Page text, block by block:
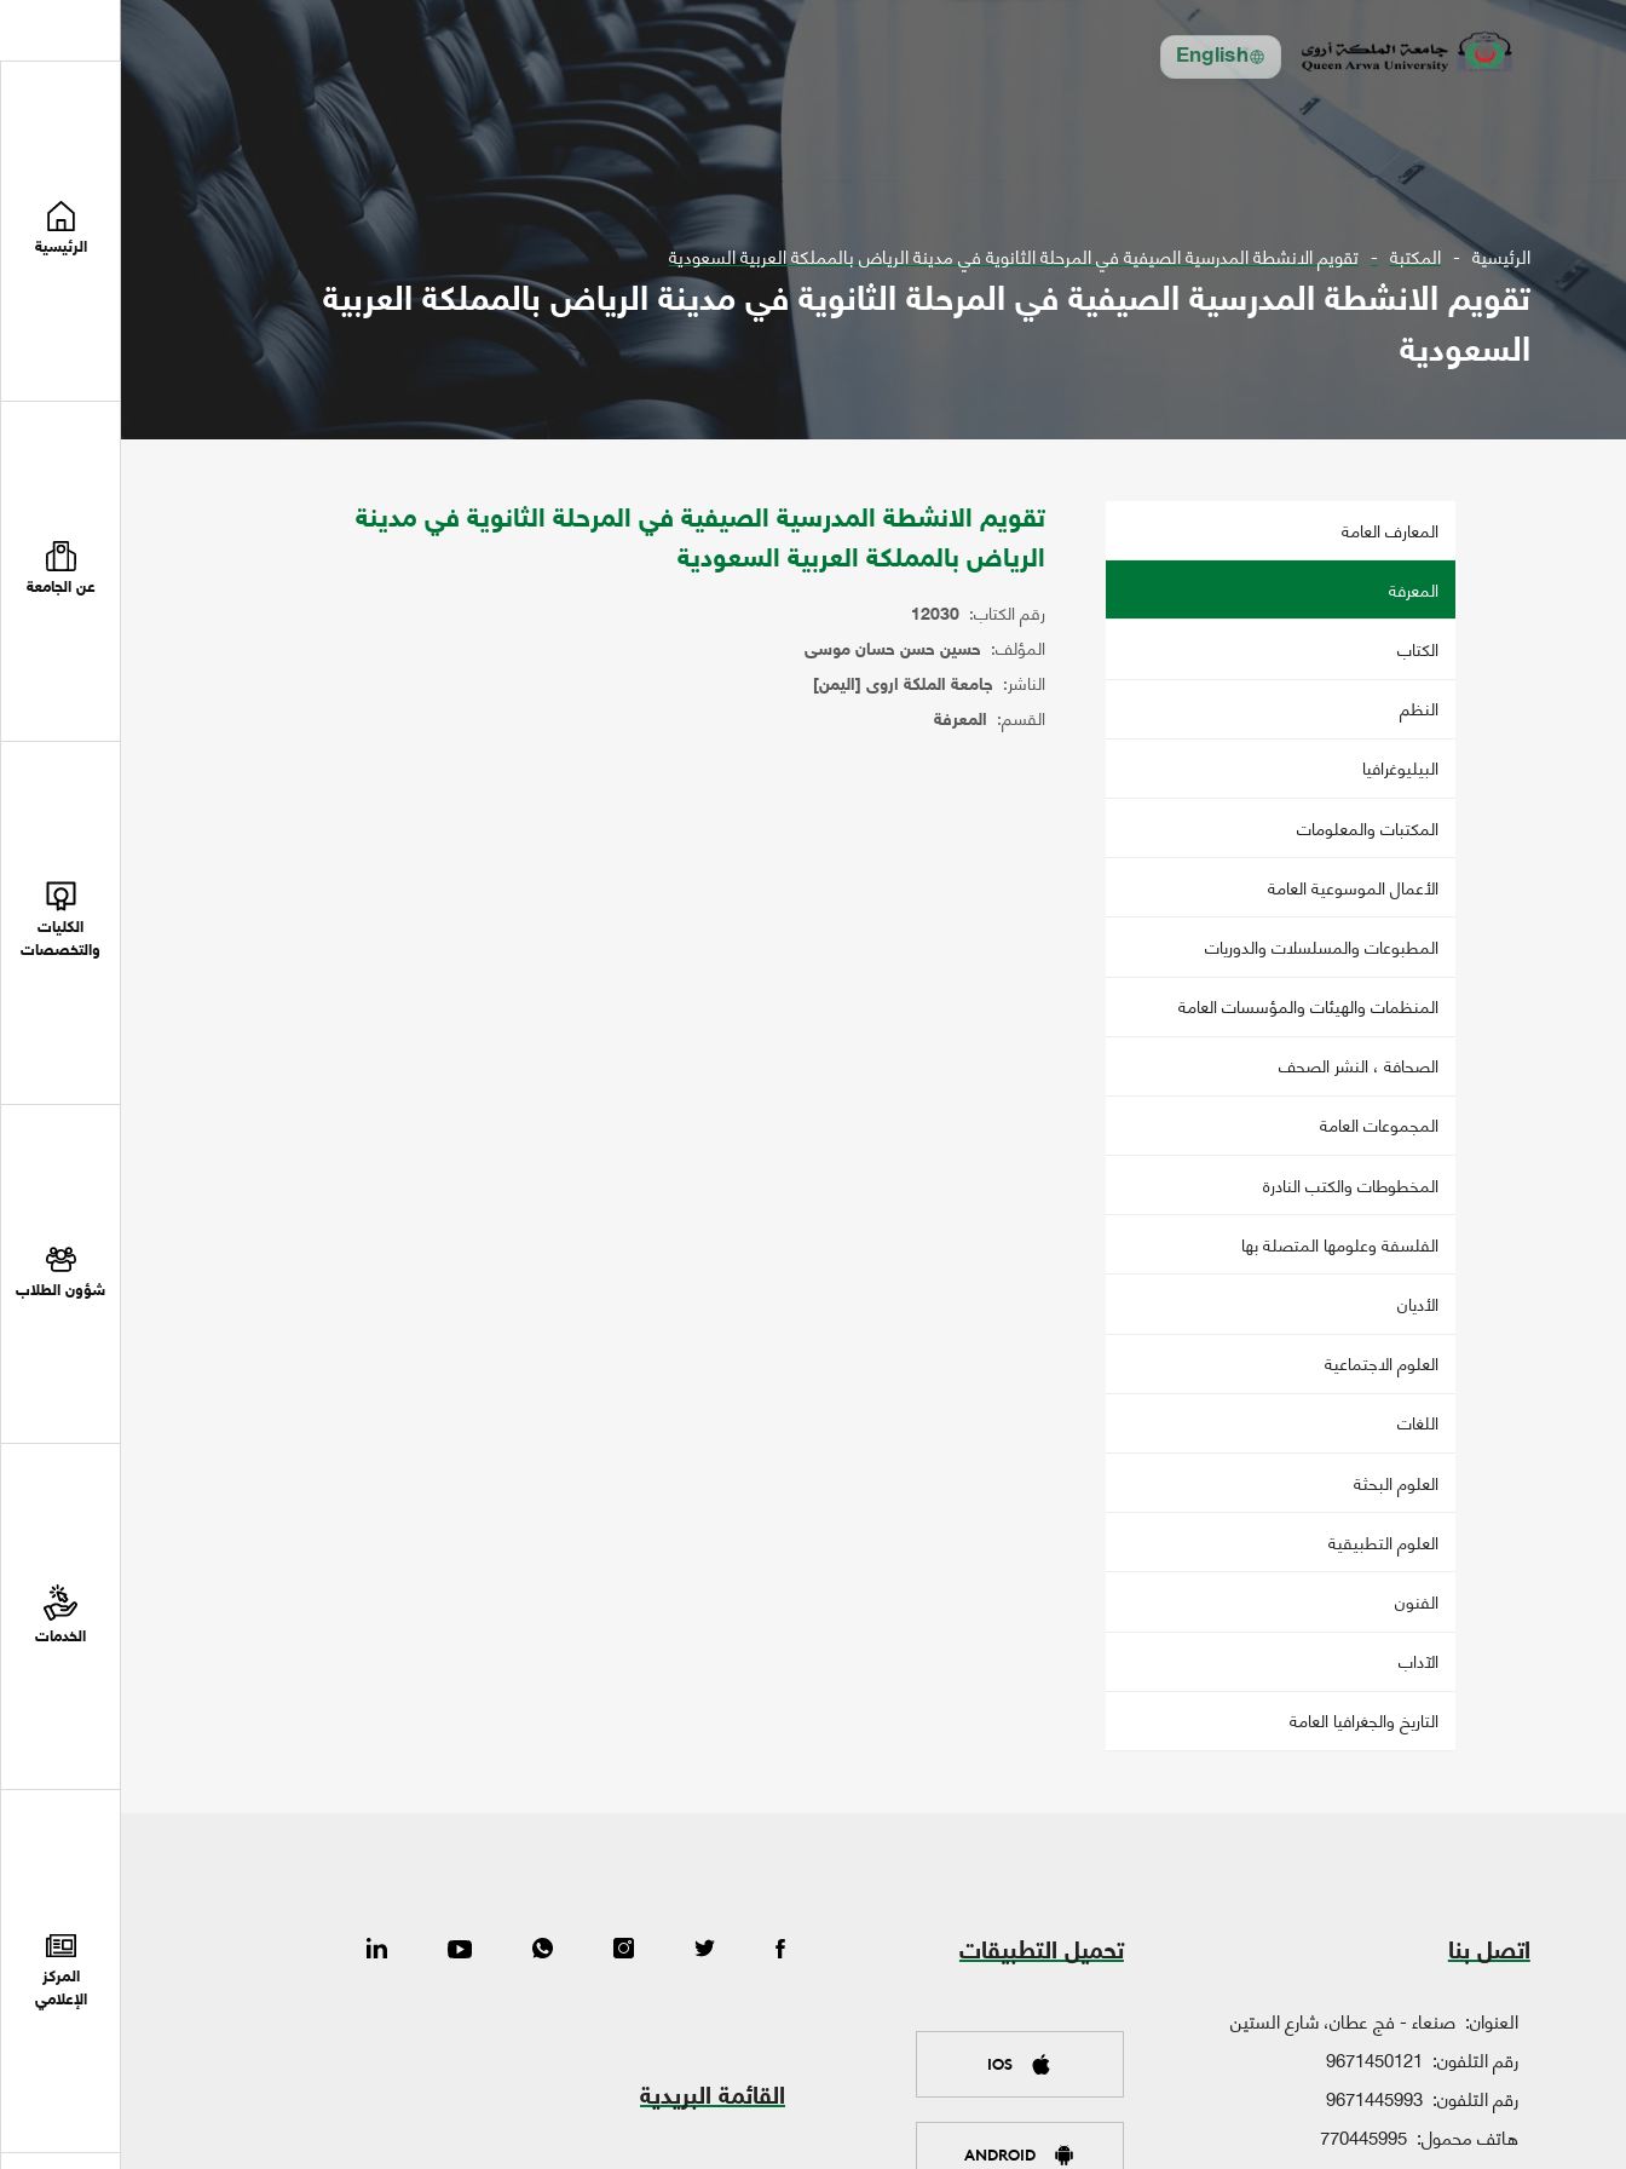
English
الرئيسية
عن الجامعة
الكليات
والتخصصات
شؤون الطلاب
الخدمات
المركز
الإعلامي
الرئيسية المكتبة تقويم الانشطة المدرسية الصيفية في المرحلة الثانوية في مدينة الرياض بالمملكة العربية السعودية
تقويم الانشطة المدرسية الصيفية في المرحلة الثانوية في مدينة الرياض بالمملكة العربية
السعودية
المعارف العامة
المعرفة
الكتاب
النظم
البيليوغرافيا
المكتبات والمعلومات
الأعمال الموسوعية العامة
المطبوعات والمسلسلات والدوريات
المنظمات والهيئات والمؤسسات العامة
الصحافة ، النشر الصحف
المجموعات العامة
المخطوطات والكتب النادرة
الفلسفة وعلومها المتصلة بها
الأديان
العلوم الاجتماعية
اللغات
العلوم البحثة
العلوم التطبيقية
الفنون
الآداب
التاريخ والجغرافيا العامة
تقويم الانشطة المدرسية الصيفية في المرحلة الثانوية في مدينة
الرياض بالمملكة العربية السعودية
رقم الكتاب: 12030
المؤلف: حسين حسن حسان موسى
الناشر: جامعة الملكة اروى [اليمن]
القسم: المعرفة
اتصل بنا
العنوان: صنعاء - فج عطان، شارع الستين
رقم التلفون: 9671450121
رقم التلفون: 9671445993
هاتف محمول: 770445995
تحميل التطبيقات
IOS
ANDROID
القائمة البريدية